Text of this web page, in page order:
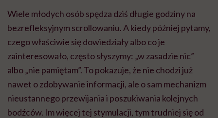
Wiele młodych osób spędza dziś długie godziny na
bezrefleksyjnym scrollowaniu. A kiedy później pytamy,
czego właściwie się dowiedziały albo co je
zainteresowało, często słyszymy: „w zasadzie nic”
albo „nie pamiętam”. To pokazuje, że nie chodzi już
nawet o zdobywanie informacji, ale o sam mechanizm
nieustannego przewijania i poszukiwania kolejnych
bodźców. Im więcej tej stymulacji, tym trudniej się od